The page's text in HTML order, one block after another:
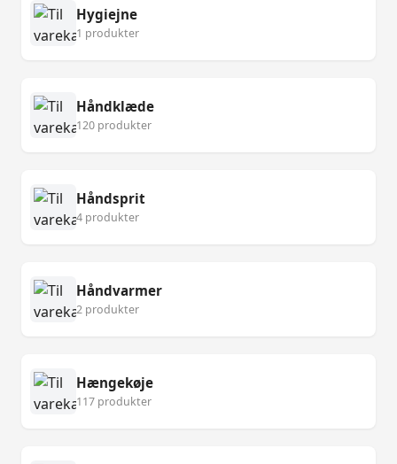
Hygiejne
1 produkter
Håndklæde
120 produkter
Håndsprit
4 produkter
Håndvarmer
2 produkter
Hængekøje
117 produkter